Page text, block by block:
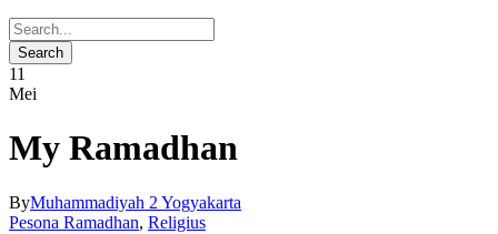
11
Mei
My Ramadhan
ByMuhammadiyah 2 Yogyakarta
Pesona Ramadhan, Religius